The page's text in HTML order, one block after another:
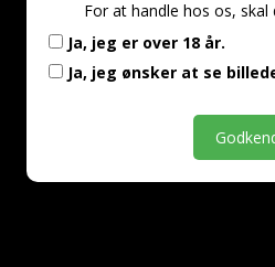
For at handle hos os,
Ja, jeg er over 18 år.
Ja, jeg ønsker at se